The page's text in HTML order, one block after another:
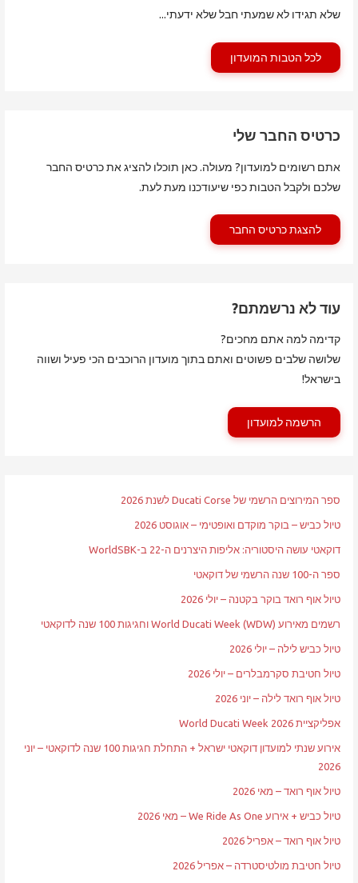
שלא תגידו לא שמעתי חבל שלא ידעתי...
לכל הטבות המועדון
כרטיס החבר שלי
אתם רשומים למועדון? מעולה. כאן תוכלו להציג את כרטיס החבר
שלכם ולקבל הטבות כפי שיעודכנו מעת לעת.
להצגת כרטיס החבר
עוד לא נרשמתם?
קדימה למה אתם מחכים?
שלושה שלבים פשוטים ואתם בתוך מועדון הרוכבים הכי פעיל ושווה
בישראל!
הרשמה למועדון
ספר המירוצים הרשמי של Ducati Corse לשנת 2026
טיול כביש – בוקר מוקדם ואופטימי – אוגוסט 2026
דוקאטי עושה היסטוריה: אליפות היצרנים ה-22 ב-WorldSBK
ספר ה-100 שנה הרשמי של דוקאטי
טיול אוף רואד בוקר בקטנה – יולי 2026
רשמים מאירוע World Ducati Week (WDW) וחגיגות 100 שנה לדוקאטי
טיול כביש לילה – יולי 2026
טיול חטיבת סקרמבלרים – יולי 2026
טיול אוף רואד לילה – יוני 2026
אפליקציית World Ducati Week 2026
אירוע שנתי למועדון דוקאטי ישראל + התחלת חגיגות 100 שנה לדוקאטי – יוני
2026
טיול אוף רואד – מאי 2026
טיול כביש + אירוע We Ride As One – מאי 2026
טיול אוף רואד – אפריל 2026
טיול חטיבת מולטיסטרדה – אפריל 2026